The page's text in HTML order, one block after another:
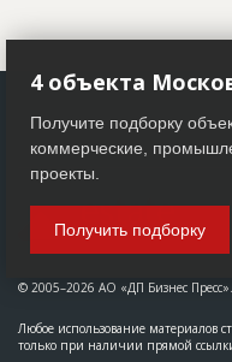
© 2005–2026 АО «ДП Бизнес
Любое использование материалов
только при наличии прямой
4 объекта
Получите подборку
коммерческие,
проекты.
Получить подборку